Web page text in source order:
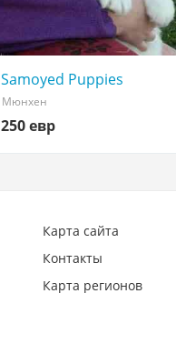
Samoyed Puppies
Мюнхен
250 евр
Карта сайта
Контакты
Карта регионов